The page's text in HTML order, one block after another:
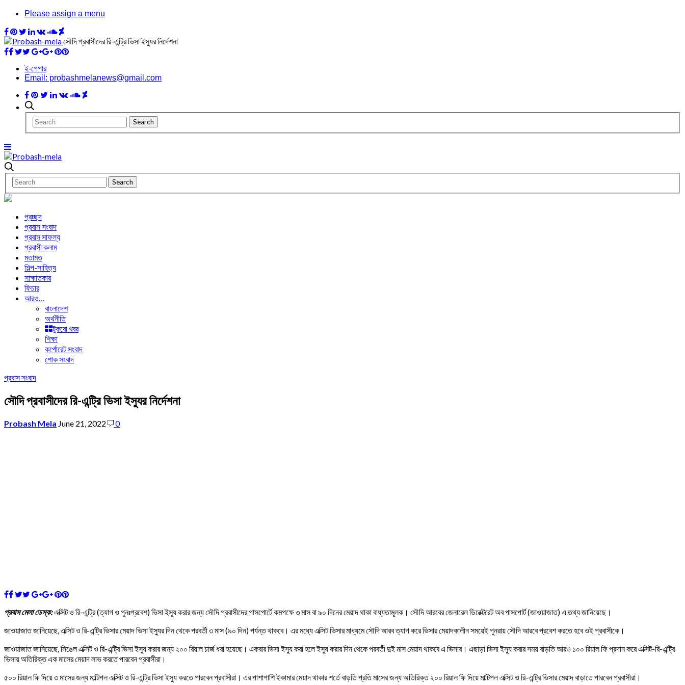
Please assign a menu
সৌদি প্রবাসীদের রি-এন্ট্রি ভিসা ইস্যুর নির্দেশনা
ই-পেপার
Email: probashmelanews@gmail.com
প্রচ্ছদ
প্রবাস সংবাদ
প্রবাস সাফল্য
প্রবাসী কলাম
মতামত
শিল্প-সাহিত্য
সাক্ষাতকার
ফিচার
আরও…
বাংলাদেশ
অর্থনীতি
টুকরো খবর
শিক্ষা
কর্পোরেট সংবাদ
শোক সংবাদ
প্রবাস সংবাদ
সৌদি প্রবাসীদের রি-এন্ট্রি ভিসা ইস্যুর নির্দেশনা
Probash Mela June 21, 2022 0
প্রবাস মেলা ডেস্ক:এক্সিট ও রি-এন্ট্রি (ত্যাগ ও পুনঃপ্রবেশ) ভিসা ইস্যু করার জন্য সৌদি প্রবাসীদের পাসপোর্টে কমপক্ষে ৩ মাস বা ৯০ দিনের মেয়াদ থাকা বাধ্যতামূলক। সৌদি আরবের জেনারেল ডিরেক্টরেট অব পাসপোর্ট (জাওয়াজাত) এ তথ্য জানিয়েছে।
জাওয়াজাত জানিয়েছে, এক্সিট ও রি-এন্ট্রি ভিসার মেয়াদ ভিসা ইস্যুর দিন থেকে পরবর্তী ৩ মাস (৯০ দিন) পর্যন্ত থাকবে। এর মধ্যে এক্সিট ভিসার মাধ্যমে সৌদি আরব ত্যাগ করে ভিসার মেয়াদকালীন সময়েই পুনরায় সৌদি আরবে প্রবেশ করতে হবে ওই প্রবাসীকে।
জাওয়াজাত জানিয়েছে, সিঙেল এক্সিট ও রি-এন্ট্রি ভিসা ইস্যু করার জন্য ২০০ রিয়াল চার্জ ধরা হয়েছে। একবার ভিসা ইস্যু করা হলে ইস্যু করার দিন থেকে পরবর্তী দুই মাস মেয়াদ থাকবে এ ভিসার। এছাড়া ভিসা ইস্যু করার সময় বাড়তি আরও ১০০ রিয়াল ফি প্রদান করে এক্সিট-রি-এন্ট্রি
ভিসায় অতিরিক্ত এক মাসের মেয়াদ লাভ করতে পারবেন প্রবাসীরা।
৫০০ রিয়াল ফি দিয়ে ৩ মাসের জন্য মাল্টিপল এক্সিট ও রি-এন্ট্রি ভিসা ইস্যু করতে পারবেন প্রবাসীরা। এর পাশাপাশি ইকামার মেয়াদ থাকার শর্তে বাড়তি প্রতি মাসের জন্য অতিরিক্ত ২০০ রিয়াল ফি দিয়ে মাল্টিপল এক্সিট ও রি-এন্ট্রি ভিসার মেয়াদ বাড়াতে পারবেন প্রবাসীরা।